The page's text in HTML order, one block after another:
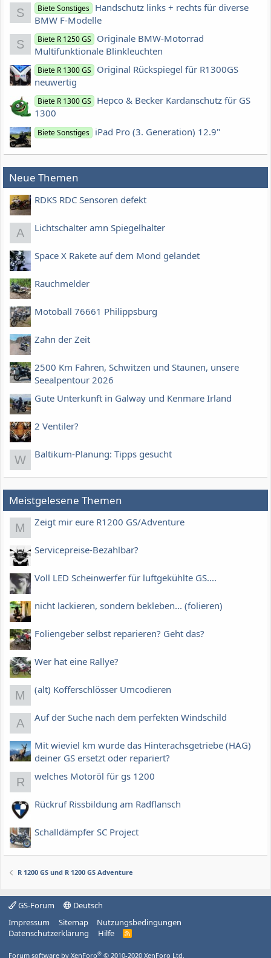
S Biete Sonstiges Handschutz links + rechts für diverse
BMW F-Modelle
S Biete R 1250 GS
Originale BMW-Motorrad
Multifunktionale Blinkleuchten
Biete R 1300 GS
Original Rückspiegel für R1300GS
neuwertig
Biete R 1300 GS
Hepco & Becker Kardanschutz für GS
1300
Biete Sonstiges iPad Pro (3. Generation) 12.9"
Neue Themen
RDKS RDC Sensoren defekt
A Lichtschalter amn Spiegelhalter
Space X Rakete auf dem Mond gelandet
Rauchmelder
Motoball 76661 Philippsburg
Zahn der Zeit
2500 Km Fahren, Schwitzen und Staunen, unsere
Seealpentour 2026
Gute Unterkunft in Galway und Kenmare Irland
2 Ventiler?
W Baltikum-Planung: Tipps gesucht
Meistgelesene Themen
M Zeigt mir eure R1200 GS/Adventure
Servicepreise-Bezahlbar?
Voll LED Scheinwerfer für luftgekühlte GS....
nicht lackieren, sondern bekleben... (folieren)
Foliengeber selbst reparieren? Geht das?
Wer hat eine Rallye?
M (alt) Kofferschlösser Umcodieren
A Auf der Suche nach dem perfekten Windschild
Mit wieviel km wurde das Hinterachsgetriebe (HAG)
deiner GS ersetzt oder repariert?
R welches Motoröl für gs 1200
Rückruf Rissbildung am Radflansch
Schalldämpfer SC Project
R 1200 GS und R 1200 GS Adventure
GS-Forum
Deutsch
Impressum
Sitemap
Nutzungsbedingungen
Datenschutzerklärung
Hilfe
R
Forum software by XenForo® © 2010-2020 XenForo Ltd.